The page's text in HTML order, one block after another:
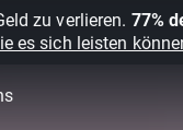
zu verlieren. 77%
es sich leisten